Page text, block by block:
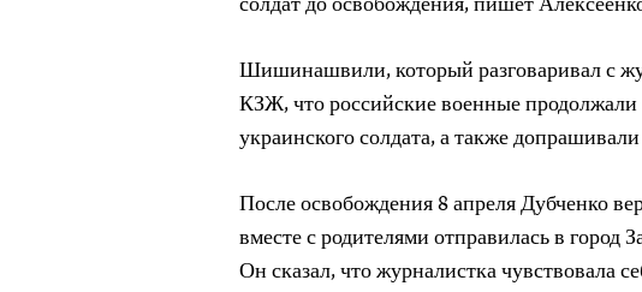
Шишинашвили, который разговаривал с
КЗЖ, что российские военные
украинского солдата, а также
После освобождения 8 апреля Дубченко
вместе с родителями отправилась в
Он сказал, что журналистка чувствовала